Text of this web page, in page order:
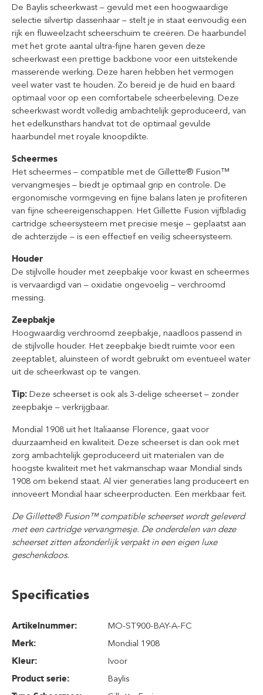
De Baylis scheerkwast – gevuld met een hoogwaardige
selectie silvertip dassenhaar – stelt je in staat eenvoudig een
rijk en fluweelzacht scheerschuim te creëren. De haarbundel
met het grote aantal ultra-fijne haren geven deze
scheerkwast een prettige backbone voor een uitstekende
masserende werking. Deze haren hebben het vermogen
veel water vast te houden. Zo bereid je de huid en baard
optimaal voor op een comfortabele scheerbeleving. Deze
scheerkwast wordt volledig ambachtelijk geproduceerd, van
het edelkunsthars handvat tot de optimaal gevulde
haarbundel met royale knoopdikte.
Scheermes
Het scheermes – compatible met de Gillette® Fusion™
vervangmesjes – biedt je optimaal grip en controle. De
ergonomische vormgeving en fijne balans laten je profiteren
van fijne scheereigenschappen. Het Gillette Fusion vijfbladig
cartridge scheersysteem met precisie mesje – geplaatst aan
de achterzijde – is een effectief en veilig scheersysteem.
Houder
De stijlvolle houder met zeepbakje voor kwast en scheermes
is vervaardigd van – oxidatie ongevoelig – verchroomd
messing.
Zeepbakje
Hoogwaardig verchroomd zeepbakje, naadloos passend in
de stijlvolle houder. Het zeepbakje biedt ruimte voor een
zeeptablet, aluinsteen of wordt gebruikt om eventueel water
uit de scheerkwast op te vangen.
Tip: Deze scheerset is ook als 3-delige scheerset – zonder
zeepbakje – verkrijgbaar.
Mondial 1908 uit het Italiaanse Florence, gaat voor
duurzaamheid en kwaliteit. Deze scheerset is dan ook met
zorg ambachtelijk geproduceerd uit materialen van de
hoogste kwaliteit met het vakmanschap waar Mondial sinds
1908 om bekend staat. Al vier generaties lang produceert en
innoveert Mondial haar scheerproducten. Een merkbaar feit.
De Gillette® Fusion™ compatible scheerset wordt geleverd
met een cartridge vervangmesje. De onderdelen van deze
scheerset zitten afzonderlijk verpakt in een eigen luxe
geschenkdoos.
Specificaties
Artikelnummer:
MO-ST900-BAY-A-FC
Merk:
Mondial 1908
Kleur:
Ivoor
Product serie:
Baylis